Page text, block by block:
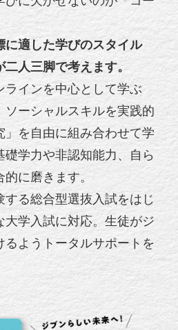
に適した学びのスタイル
人三脚で考えます。
ラインを中心として学ぶ
ソーシャルスキルを実践的
」を自由に組み合わせて学
学力や非認知能力、自ら
に磨きます。
る総合型選抜入試をはじ
大学入試に対応。生徒がジ
るよう トータルサポートを